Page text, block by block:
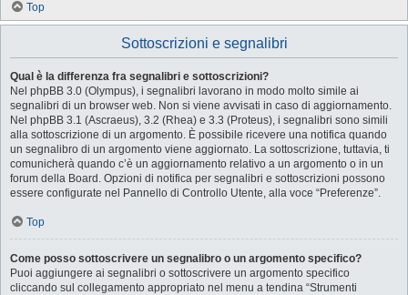
Top
Sottoscrizioni e segnalibri
Qual è la differenza fra segnalibri e sottoscrizioni?
Nel phpBB 3.0 (Olympus), i segnalibri lavorano in modo molto simile ai
segnalibri di un browser web. Non si viene avvisati in caso di aggiornamento.
Nel phpBB 3.1 (Ascraeus), 3.2 (Rhea) e 3.3 (Proteus), i segnalibri sono simili
alla sottoscrizione di un argomento. È possibile ricevere una notifica quando
un segnalibro di un argomento viene aggiornato. La sottoscrizione, tuttavia, ti
comunicherà quando c’è un aggiornamento relativo a un argomento o in un
forum della Board. Opzioni di notifica per segnalibri e sottoscrizioni possono
essere configurate nel Pannello di Controllo Utente, alla voce “Preferenze”.
Top
Come posso sottoscrivere un segnalibro o un argomento specifico?
Puoi aggiungere ai segnalibri o sottoscrivere un argomento specifico
cliccando sul collegamento appropriato nel menu a tendina “Strumenti